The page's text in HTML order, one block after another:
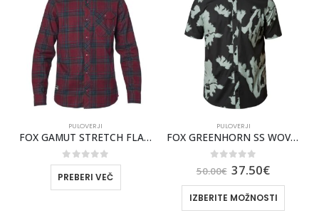
PULOVERJI
FOX GAMUT STRETCH FLANNEL [CRNBRY]
0out of 5
PREBERI VEČ
PULOVERJI
FOX GREENHORN SS WOVEN SRAJCA S KRATKIMI ROKAVI
out of 5
50.00€ 37.50€
IZBERITE MOŽNOSTI